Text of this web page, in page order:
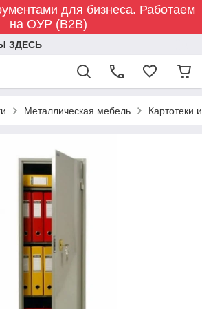
для бизнеса. Работаем
на ОУР (B2B)
ЗДЕСЬ
Металлическая мебель Картотеки